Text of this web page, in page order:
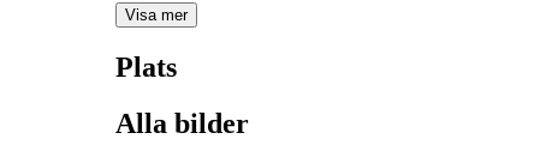
Visa mer
Plats
Alla bilder